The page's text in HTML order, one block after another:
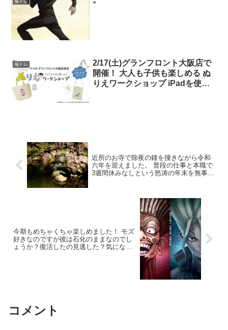
脳トレ
脳トレ
2/17(土)グランフロント大阪店で
開催！ 大人も子供も楽しめる ぬ
りえワークショップ iPadを使っ
近所のお寺で除夜の鐘を撞きながら令和
六年を迎えました。 普段の仕事と本職で
3週間休みなしという怒涛の年末を無事に
オファーも今日は断念！ 本年もよろしく
お願い申し上げます。
今期もめちゃくちゃ楽しめました！ モズ
好きなのですが彼は石化のままなのでし
ょうか？復活したの見逃した？気になる
コメント